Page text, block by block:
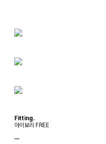
Fitting.
아이보리 FREE
ㅡ